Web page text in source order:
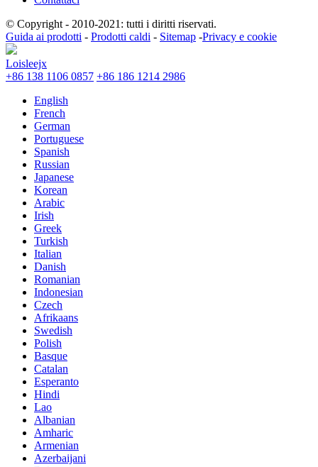
© Copyright - 2010-2021: tutti i diritti riservati.
Guida ai prodotti - Prodotti caldi - Sitemap -Privacy e cookie
Loisleejx
+86 138 1106 0857 +86 186 1214 2986
English
French
German
Portuguese
Spanish
Russian
Japanese
Korean
Arabic
Irish
Greek
Turkish
Italian
Danish
Romanian
Indonesian
Czech
Afrikaans
Swedish
Polish
Basque
Catalan
Esperanto
Hindi
Lao
Albanian
Amharic
Armenian
Azerbaijani